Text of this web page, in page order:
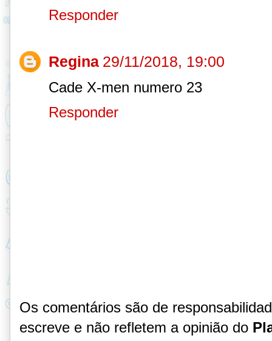
Responder
Regina 29/11/2018, 19:00
Cade X-men numero 23
Responder
Os comentários são de
escreve e não refletem a opinião do